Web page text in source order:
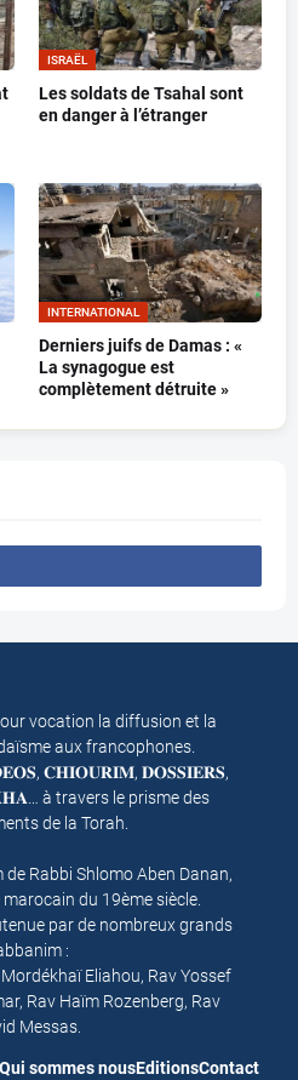
ISRAËL
Les soldats de Tsahal sont
en danger à l’étranger
INTERNATIONAL
Derniers juifs de Damas : «
La synagogue est
complètement détruite »
vocation la diffusion et la
aux francophones.
𝐂𝐇𝐈𝐎𝐔𝐑𝐈𝐌, 𝐃𝐎𝐒𝐒𝐈𝐄𝐑𝐒,
à travers le prisme des
de la Torah.
de Rabbi Shlomo Aben Danan,
du 19ème siècle.
par de nombreux grands
:
Eliahou, Rav Yossef
Rav Haïm Rozenberg, Rav
Messas.
Qui sommes nousEditionsContact